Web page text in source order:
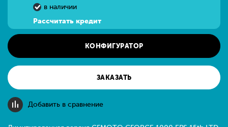
в наличии
Рассчитать кредит
КОНФИГУРАТОР
ЗАКАЗАТЬ
Добавить в сравнение